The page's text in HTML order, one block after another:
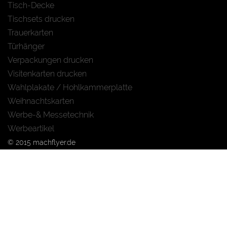
Tisch-Decke
Tischsets drucken
Trauerkarten
Türhänger
Verpackungen drucken
Visitenkarten drucken
Wahlplakate / Hohlkammerplatte
Weihnachtskarten
Werbe-& Messetechnik
Werbeartikel
© 2015 machflyer.de